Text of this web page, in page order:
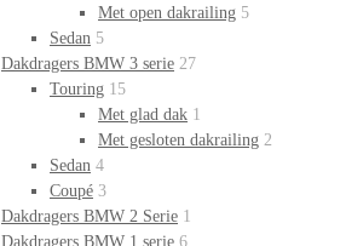
Met open dakrailing 5
Sedan 5
Dakdragers BMW 3 serie 27
Touring 15
Met glad dak 1
Met gesloten dakrailing 2
Sedan 4
Coupé 3
Dakdragers BMW 2 Serie 1
Dakdragers BMW 1 serie 6